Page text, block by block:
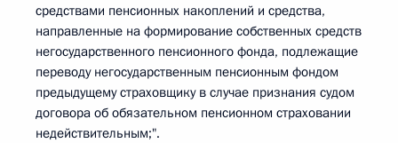
средствами пенсионных накоплений и средства,
направленные на формирование собственных средств
негосударственного пенсионного фонда, подлежащие
переводу негосударственным пенсионным фондом
предыдущему страховщику в случае признания судом
договора об обязательном пенсионном страховании
недействительным;".